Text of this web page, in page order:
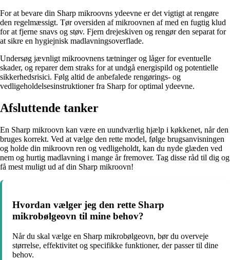
For at bevare din Sharp mikroovns ydeevne er det vigtigt at rengøre
den regelmæssigt. Tør oversiden af mikroovnen af med en fugtig klud
for at fjerne snavs og støv. Fjern drejeskiven og rengør den separat for
at sikre en hygiejnisk madlavningsoverflade.
Undersøg jævnligt mikroovnens tætninger og låger for eventuelle
skader, og reparer dem straks for at undgå energispild og potentielle
sikkerhedsrisici. Følg altid de anbefalede rengørings- og
vedligeholdelsesinstruktioner fra Sharp for optimal ydeevne.
Afsluttende tanker
En Sharp mikroovn kan være en uundværlig hjælp i køkkenet, når den
bruges korrekt. Ved at vælge den rette model, følge brugsanvisningen
og holde din mikroovn ren og vedligeholdt, kan du nyde glæden ved
nem og hurtig madlavning i mange år fremover. Tag disse råd til dig og
få mest muligt ud af din Sharp mikroovn!
Hvordan vælger jeg den rette Sharp
mikrobølgeovn til mine behov?
Når du skal vælge en Sharp mikrobølgeovn, bør du overveje
størrelse, effektivitet og specifikke funktioner, der passer til dine
behov.